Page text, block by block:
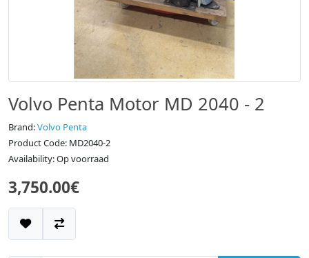
Volvo Penta Motor MD 2040 - 2
Brand:Volvo Penta
Product Code: MD2040-2
Availability: Op voorraad
3,750.00€